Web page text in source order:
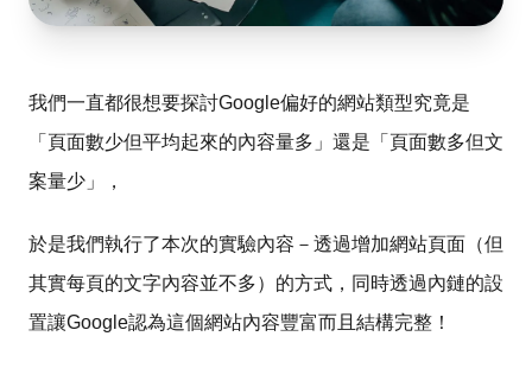
我們一直都很想要探討Google偏好的網站類型究竟是
「頁面數少但平均起來的內容量多」還是「頁面數多但文
案量少」，
於是我們執行了本次的實驗內容－透過增加網站頁面（但
其實每頁的文字內容並不多）的方式，同時透過內鏈的設
置讓Google認為這個網站內容豐富而且結構完整！